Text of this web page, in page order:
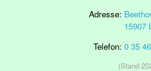
Adresse:
15907
Telefon: 0 35
(Stand